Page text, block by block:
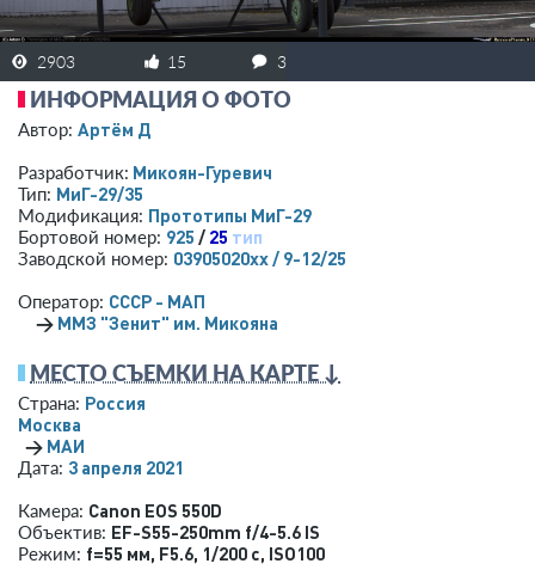
2903 15 3
ИНФОРМАЦИЯ О ФОТО
Автор: Артём Д
Разработчик: Микоян-Гуревич
Тип: МиГ-29/35
Модификация: Прототипы МиГ-29
Бортовой номер: 925 / 25 тип
Заводской номер: 03905020хх / 9-12/25
Оператор: СССР - МАП
→ ММЗ "Зенит" им. Микояна
МЕСТО СЪЕМКИ НА КАРТЕ ↓
Страна: Россия
Москва
→ МАИ
Дата: 3 апреля 2021
Камера: Canon EOS 550D
Объектив: EF-S55-250mm f/4-5.6 IS
Режим: f=55 мм, F5.6, 1/200 с, ISO100